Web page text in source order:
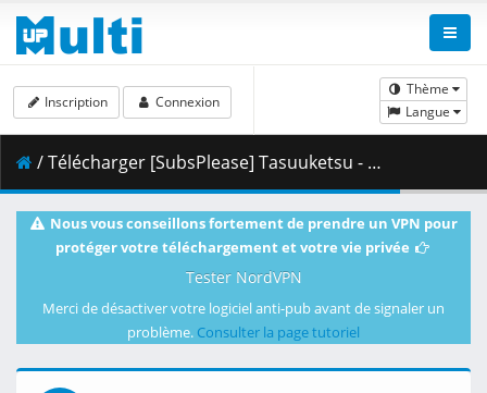
Thème
Langue
Inscription Connexion
/ Télécharger [SubsPlease] Tasuuketsu - 14 (720p) [33B684FD].mkv.001 ( 337.84 MB )
Nous vous conseillons fortement de prendre un VPN pour
protéger votre téléchargement et votre vie privée
Tester NordVPN
Merci de désactiver votre logiciel anti-pub avant de signaler un
problème. Consulter la page tutoriel